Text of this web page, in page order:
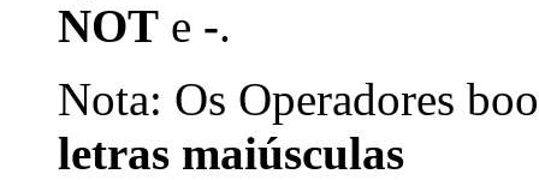
NOT e -.
Nota: Os Operadores
letras maiúsculas